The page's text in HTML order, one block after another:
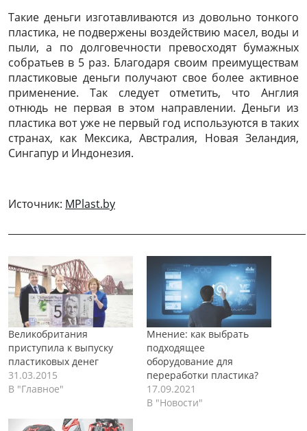
Такие деньги изготавливаются из довольно тонкого
пластика, не подвержены воздействию масел, воды и
пыли, а по долговечности превосходят бумажных
собратьев в 5 раз. Благодаря своим преимуществам
пластиковые деньги получают свое более активное
применение. Так следует отметить, что Англия
отнюдь не первая в этом направлении. Деньги из
пластика вот уже не первый год используются в таких
странах, как Мексика, Австралия, Новая Зеландия,
Сингапур и Индонезия.
Источник: MPlast.by
Великобритания
приступила к выпуску
пластиковых денег
31.03.2015
В "Главное"
Мнение: как выбрать
подходящее
оборудование для
переработки пластика?
17.09.2021
В "Новости"